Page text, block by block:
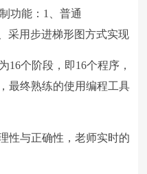
能：1、普通
采用步进梯形图方式实现
个阶段，即16个程序，
最终熟练的使用编程工具
性与正确性，老师实时的